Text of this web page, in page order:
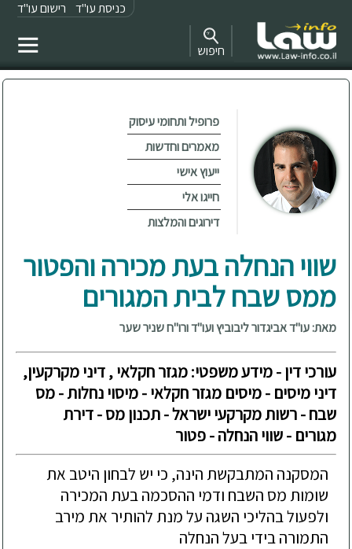
כניסת עו"ד רישום עו"ד
חיפוש
פרופיל ותחומי עיסוק
מאמרים וחדשות
ייעוץ אישי
חייגו אלי
דירוגים והמלצות
שווי הנחלה בעת מכירה והפטור
ממס שבח לבית המגורים
מאת: עו"ד אביגדור ליבוביץ ועו"ד ורו"ח שניר שער
עורכי דין - מידע משפטי: מגזר חקלאי , דיני מקרקעין,
דיני מיסים - מיסים מגזר חקלאי - מיסוי נחלות - מס
שבח - רשות מקרקעי ישראל - תכנון מס - דירת
מגורים - שווי הנחלה - פטור
המסקנה המתבקשת הינה, כי יש לבחון היטב את
שומות מס השבח ודמי ההסכמה בעת המכירה
ולפעול בהליכי השגה על מנת להותיר את מירב
התמורה בידי בעל הנחלה